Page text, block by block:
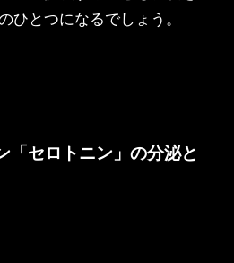
ひとつになるでしょう。
「セロトニン」の分泌と